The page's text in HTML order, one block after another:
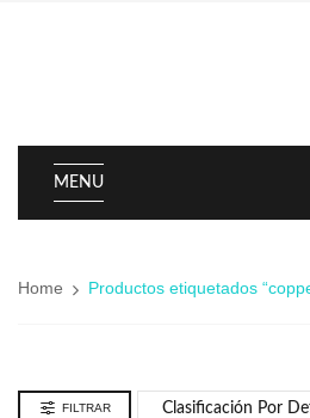
MENU
Home Productos etiquetados
FILTRAR Clasificación Por